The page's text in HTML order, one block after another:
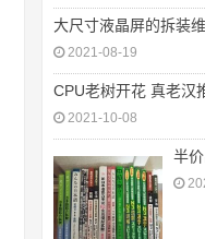
大尺寸液晶屏的拆装
2021-08-19
CPU老树开花 真老汉
2021-10-08
半